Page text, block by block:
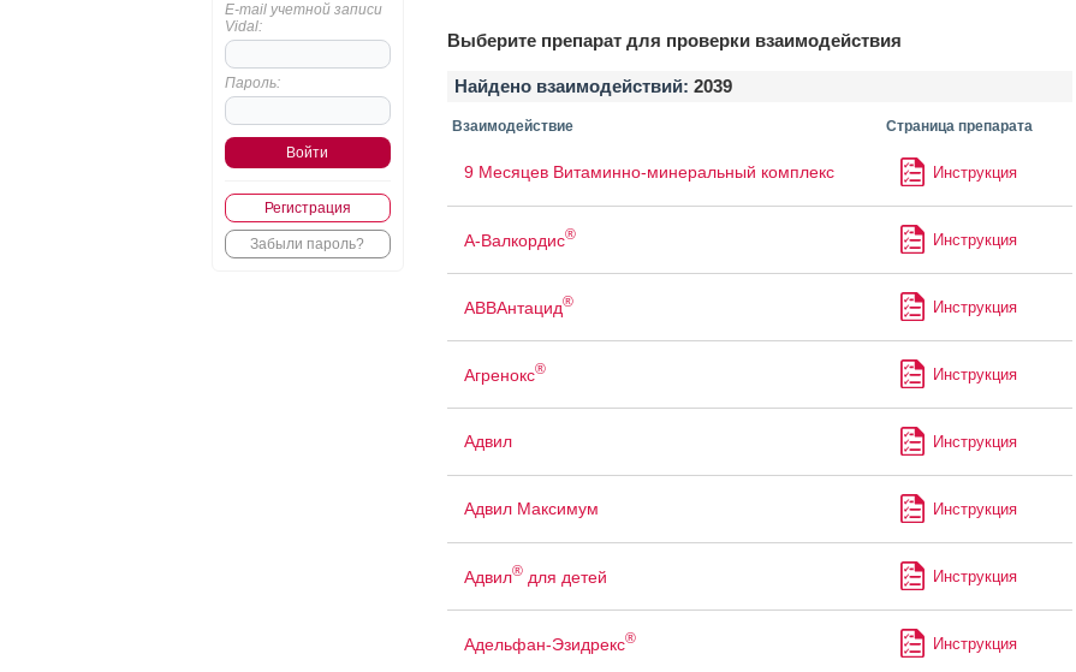
E-mail учетной записи
Vidal:
Пароль:
Регистрация
Забыли пароль?
Выберите препарат для проверки взаимодействия
Найдено взаимодействий: 2039
Взаимодействие Страница препарата
9 Месяцев Витаминно-минеральный комплекс Инструкция
А-Валкордис® Инструкция
АВВАнтацид® Инструкция
Агренокс® Инструкция
Адвил Инструкция
Адвил Максимум Инструкция
Адвил®для детей Инструкция
Адельфан-Эзидрекс® Инструкция